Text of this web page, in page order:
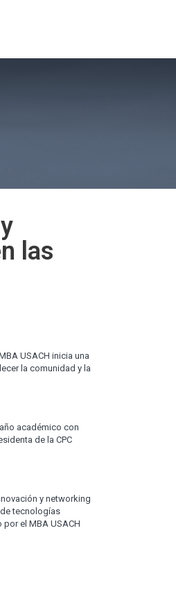
las
USACH inicia una
la comunidad y la
académico con
de la CPC
y networking
tecnologías
el MBA USACH